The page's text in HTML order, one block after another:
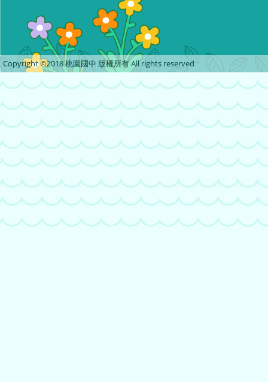
Copyright ©2018 桃園國中 版權所有 All rights reserved